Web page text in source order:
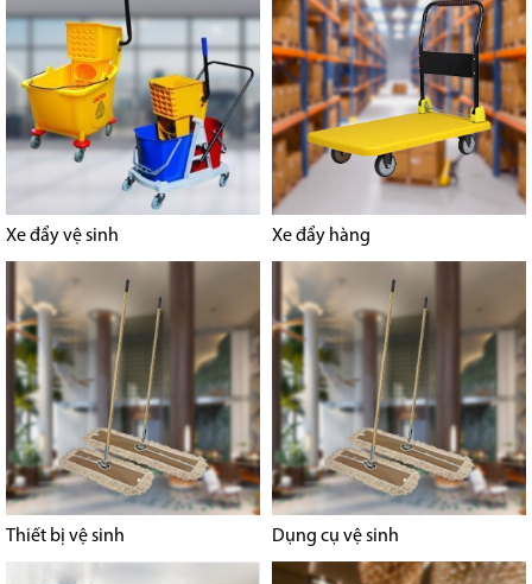
Xe đẩy vệ sinh Xe đẩy hàng
Thiết bị vệ sinh Dụng cụ vệ sinh